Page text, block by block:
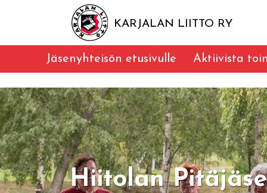
KARJALAN LIITTO RY
Jäsenyhteisön etusivulle Aktiivista
Hiitolan